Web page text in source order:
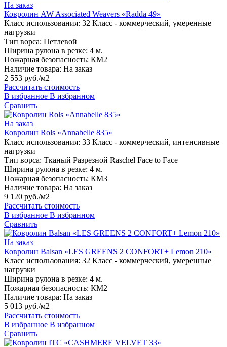
На заказ
Ковролин AW Associated Weavers «Radda 49»
Класс использования: 32 Класс - коммерческий, умеренные
нагрузки
Тип ворса: Петлевой
Ширина рулона в резке: 4 м.
Пожарная безопасность: КМ2
Наличие товара: На заказ
2 553 руб./м2
Рассчитать стоимость
В избранное В избранном
Сравнить
На заказ
Ковролин Rols «Annabelle 835»
Класс использования: 33 Класс - коммерческий, интенсивные
нагрузки
Тип ворса: Тканый Разрезной Raschel Face to Face
Ширина рулона в резке: 4 м.
Пожарная безопасность: КМ3
Наличие товара: На заказ
9 120 руб./м2
Рассчитать стоимость
В избранное В избранном
Сравнить
На заказ
Ковролин Balsan «LES GREENS 2 CONFORT+ Lemon 210»
Класс использования: 32 Класс - коммерческий, умеренные
нагрузки
Ширина рулона в резке: 4 м.
Пожарная безопасность: КМ2
Наличие товара: На заказ
5 013 руб./м2
Рассчитать стоимость
В избранное В избранном
Сравнить